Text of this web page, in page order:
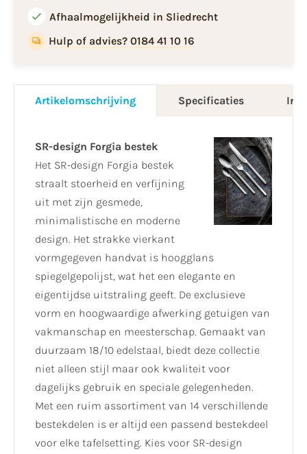
Afhaalmogelijkheid in Sliedrecht
Hulp of advies? 0184 41 10 16
Artikelomschrijving Specificaties
SR-design Forgia bestek
Het SR-design Forgia bestek
straalt stoerheid en verfijning
uit met zijn gesmede,
minimalistische en moderne
design. Het strakke vierkant
vormgegeven handvat is hoogglans
spiegelgepolijst, wat het een elegante en
eigentijdse uitstraling geeft. De exclusieve
vorm en hoogwaardige afwerking getuigen van
vakmanschap en meesterschap. Gemaakt van
duurzaam 18/10 edelstaal, biedt deze collectie
niet alleen stijl maar ook kwaliteit voor
dagelijks gebruik en speciale gelegenheden.
Met een ruim assortiment van 14 verschillende
bestekdelen is er altijd een passend bestekdeel
voor elke tafelsetting. Kies voor SR-design